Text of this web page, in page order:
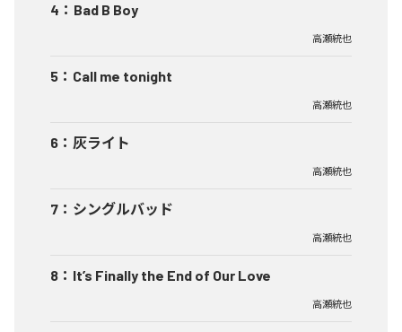
4 ： Bad B Boy
高瀬統也
5 ： Call me tonight
高瀬統也
6 ： 灰ライト
高瀬統也
7 ： シングルバッド
高瀬統也
8 ： It’s Finally the End of Our Love
高瀬統也